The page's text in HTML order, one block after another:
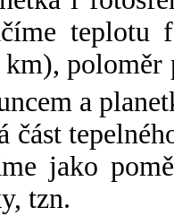
km),
a
část
jako
tzn.